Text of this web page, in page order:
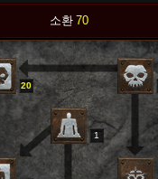
소환70
20
1